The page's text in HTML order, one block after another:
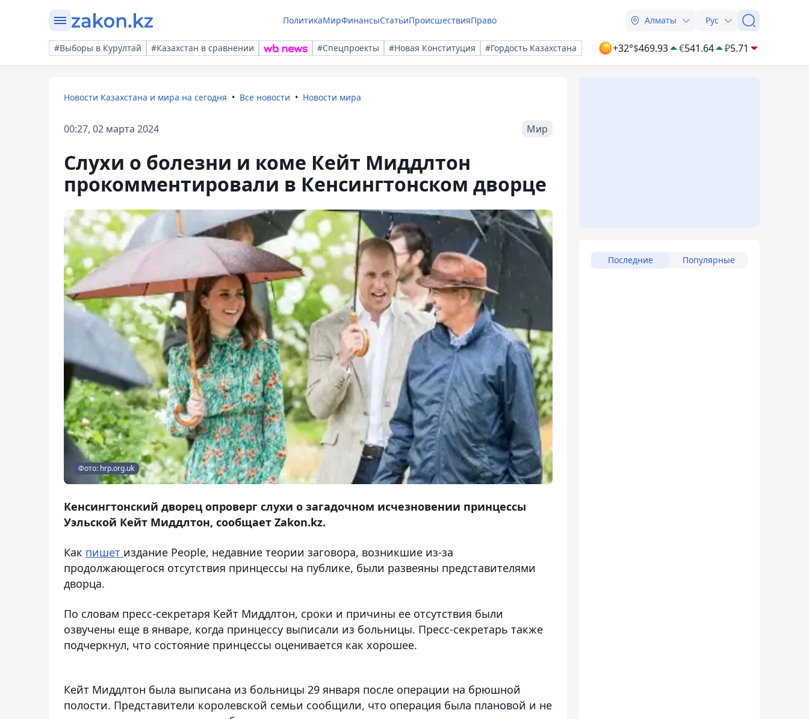
ПолитикаМирФинансыСтатьиПроисшествияПраво Алматы Рус
#Выборы в Курултай #Казахстан в сравнении #Спецпроекты #Новая Конституция #Гордость Казахстана +32°$469.93 €541.64 ₽5.71
Новости Казахстана и мира на сегодня Все новости Новости мира
00:27, 02 марта 2024 Мир
Слухи о болезни и коме Кейт Миддлтон
прокомментировали в Кенсингтонском дворце
Фото: hrp.org.uk
Кенсингтонский дворец опроверг слухи о загадочном исчезновении принцессы
Уэльской Кейт Миддлтон, сообщает Zakon.kz.
Как пишет издание People, недавние теории заговора, возникшие из-за
продолжающегося отсутствия принцессы на публике, были развеяны представителями
дворца.
По словам пресс-секретаря Кейт Миддлтон, сроки и причины ее отсутствия были
озвучены еще в январе, когда принцессу выписали из больницы. Пресс-секретарь также
подчеркнул, что состояние принцессы оценивается как хорошее.
Кейт Миддлтон была выписана из больницы 29 января после операции на брюшной
полости. Представители королевской семьи сообщили, что операция была плановой и не
Последние Популярные